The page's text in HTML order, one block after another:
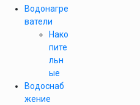
Водонагре
ватели
Нако
пите
льн
ые
Водоснаб
жение